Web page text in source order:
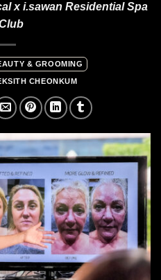
x i.sawan Residential Spa
& GROOMING
CHEONKUM